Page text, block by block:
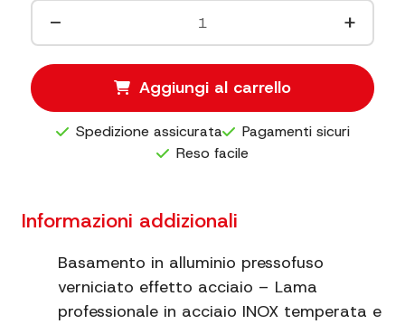
Dimensioni
imballo
cm. 35x47 x 38
taglio
mm. 140x170
Regolazione
spessore
0 - 15 mm
−
+
Aggiungi al carrello
Spedizione assicurata
Pagamenti sicuri
Reso facile
Informazioni addizionali
Basamento in alluminio pressofuso
verniciato effetto acciaio – Lama
professionale in acciaio INOX temperata e